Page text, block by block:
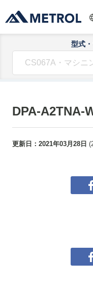
型式
DPA-A2TNA-
更新日： 2021年03月28日 (